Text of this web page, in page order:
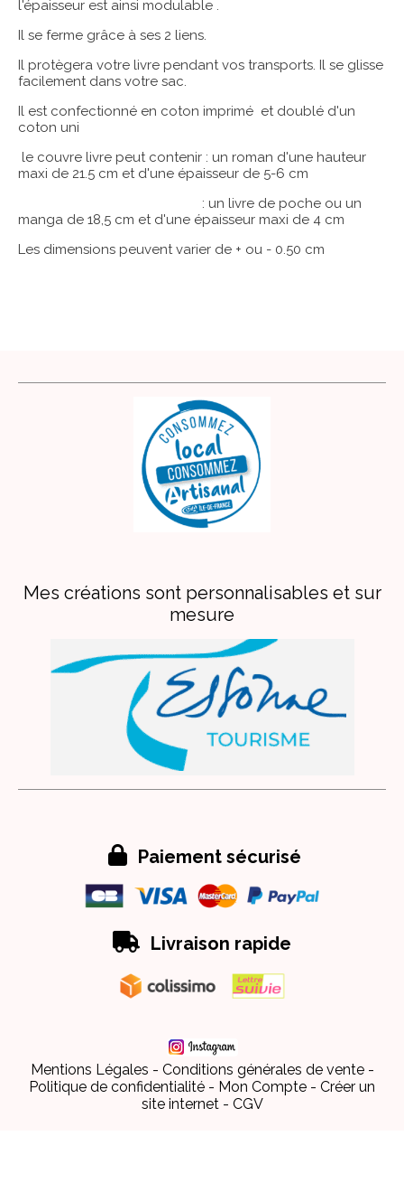
l'épaisseur est ainsi modulable .
Il se ferme grâce à ses 2 liens.
Il protègera votre livre pendant vos transports. Il se glisse
facilement dans votre sac.
Il est confectionné en coton imprimé et doublé d'un
coton uni
le couvre livre peut contenir : un roman d'une hauteur
maxi de 21.5 cm et d'une épaisseur de 5-6 cm
: un livre de poche ou un
manga de 18,5 cm et d'une épaisseur maxi de 4 cm
Les dimensions peuvent varier de + ou - 0.50 cm
Mes créations sont personnalisables et sur
mesure
 Paiement sécurisé
 Livraison rapide
Mentions Légales
Conditions générales de vente
Politique de confidentialité
Mon Compte
Créer un
site internet
CGV